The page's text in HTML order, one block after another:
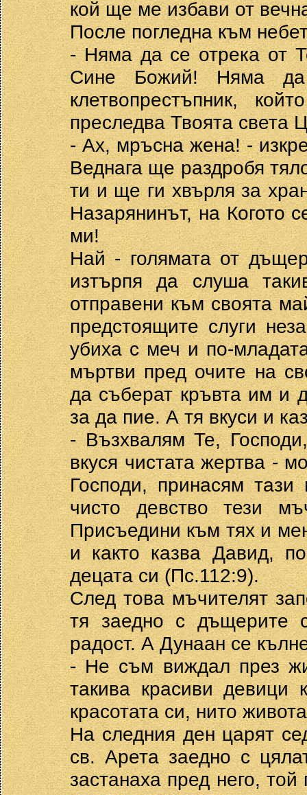
кой ще ме избави от
После погледна към
- Няма да се отрека от
Сине Божий! Няма
клетвопрестъпник,
преследва Твоята света
- Ах, мръсна жена! -
Веднага ще раздробя
ти и ще ги хвърля за
Назарянинът, на Когото
ми!
Най - голямата от
изтърпя да слуша
отправени към своята
предстоящите слуги
убиха с меч и по-
мъртви пред очите на
да съберат кръвта им и
за да пие. А тя вкуси и
- Възхвалям Те,
вкуся чистата жертва -
Господи, принасям
чисто девство тези
Присъедини към тях и
и както казва Давид,
децата си (Пс.112:9).
След това мъчителят
тя заедно с дъщерите
радост. А Дунаан се
- Не съм виждал през
такива красиви девици
красотата си, нито
На следния ден царят
св. Арета заедно с
застанаха пред него,